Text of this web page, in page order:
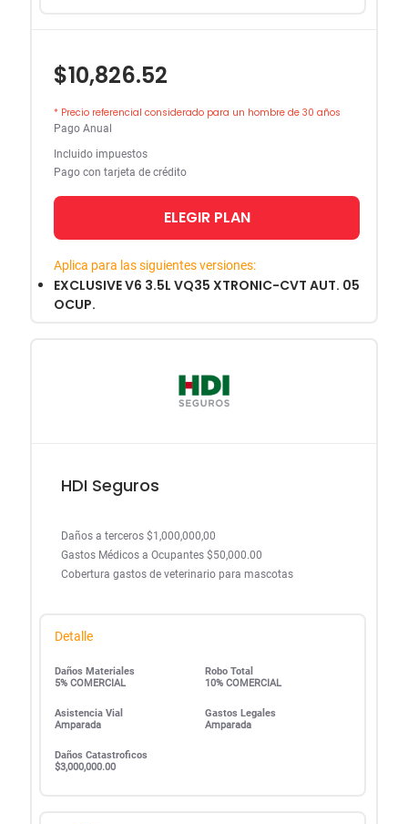
$10,826.52
* Precio referencial considerado para un hombre de 30 años
Pago Anual
Incluido impuestos
Pago con tarjeta de crédito
ELEGIR PLAN
Aplica para las siguientes versiones:
EXCLUSIVE V6 3.5L VQ35 XTRONIC-CVT AUT. 05
OCUP.
HDI Seguros
Daños a terceros $1,000,000,00
Gastos Médicos a Ocupantes $50,000.00
Cobertura gastos de veterinario para mascotas
Detalle
Daños Materiales
5% COMERCIAL
Robo Total
10% COMERCIAL
Asistencia Vial
Amparada
Gastos Legales
Amparada
Daños Catastroficos
$3,000,000.00